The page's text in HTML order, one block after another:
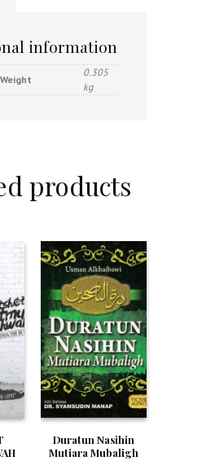
information
Weight
0.305
kg
products
Duratun Nasihin
Mutiara Mubaligh